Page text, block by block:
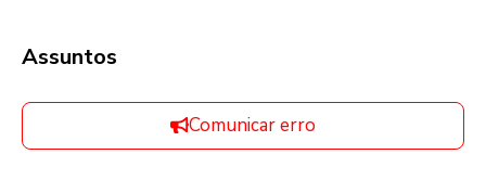
Assuntos
Comunicar erro